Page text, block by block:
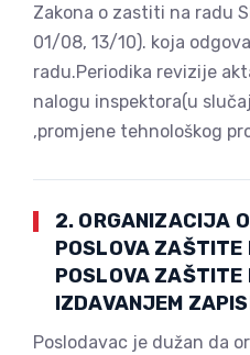
Zakona o zastiti na radu
01/08, 13/10). koja
radu.Periodika revizije
nalogu inspektora(u
,promjene tehnološkog
2. ORGANIZACIJA
POSLOVA ZAŠTITE
POSLOVA ZAŠTITE
IZDAVANJEM
Poslodavac je dužan da